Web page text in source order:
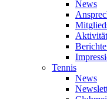
News
Tennis
News